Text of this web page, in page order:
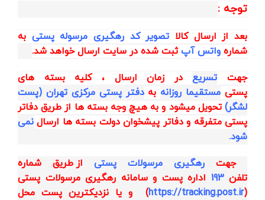
توجه :
بعد از ارسال کالا تصویر کد رهگیری مرسوله پستی به
شماره واتس آپثبت شده در سایت ارسال خواهد شد.
جهت تسریعدر زمان ارسال ، کلیه بسته های
پستی مستقیما روزانه بهدفتر پستی مرکزی تهران (پست
لشگر)تحویل میشود و به هیچ وجه بسته ها از طریق دفاتر
پستی متفرقه و دفاتر پیشخوان دولت بسته ها ارسال نمی
شود.
جهت رهگیری مرسولات پستی از طریق شماره
تلفن193 اداره پست وسامانه رهگیری مرسولات پستی
(
https://tracking.post.ir
) و یا نزدیکترین پست محل